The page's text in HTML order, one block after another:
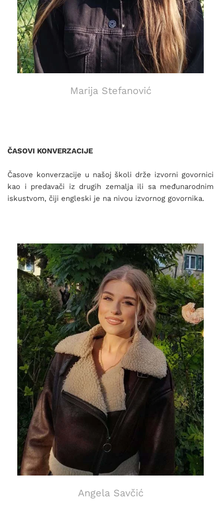
Marija Stefanović
ČASOVI KONVERZACIJE
Časove konverzacije u našoj školi drže izvorni govornici
kao i predavači iz drugih zemalja ili sa međunarodnim
iskustvom, čiji engleski je na nivou izvornog govornika.
Angela Savčić